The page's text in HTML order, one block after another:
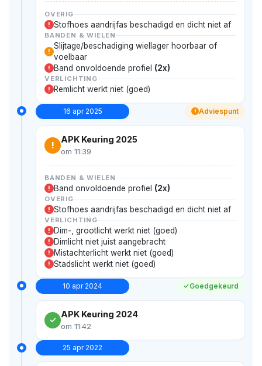
OVERIG
! Stofhoes aandrijfas beschadigd en dicht niet af
BANDEN & WIELEN
!
Slijtage/beschadiging wiellager hoorbaar of
voelbaar
! Band onvoldoende profiel (2x)
VERLICHTING
! Remlicht werkt niet (goed)
16 apr 2025 ! Adviespunt
!
APK Keuring 2025
om 11:39
BANDEN & WIELEN
! Band onvoldoende profiel (2x)
OVERIG
! Stofhoes aandrijfas beschadigd en dicht niet af
VERLICHTING
! Dim-, grootlicht werkt niet (goed)
! Dimlicht niet juist aangebracht
! Mistachterlicht werkt niet (goed)
! Stadslicht werkt niet (goed)
10 apr 2024 Goedgekeurd
APK Keuring 2024
om 11:42
25 apr 2022